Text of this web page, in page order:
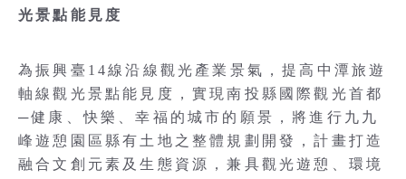
光景點能見度
為振興臺14線沿線觀光產業景氣，提高中潭旅遊
軸線觀光景點能見度，實現南投縣國際觀光首都
─健康、快樂、幸福的城市的願景，將進行九九
峰遊憩園區縣有土地之整體規劃開發，計畫打造
融合文創元素及生態資源，兼具觀光遊憩、環境